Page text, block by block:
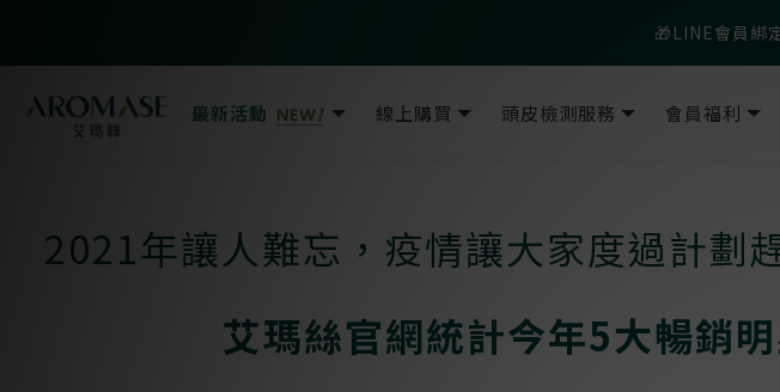
父親節爸氣寵愛👔暖
🎁LINE會員綁
最新活動 線上購買 頭皮檢測服務 會員福利
2021年讓人難忘，疫情讓大家度過計劃
艾瑪絲官網統計今年5大暢銷